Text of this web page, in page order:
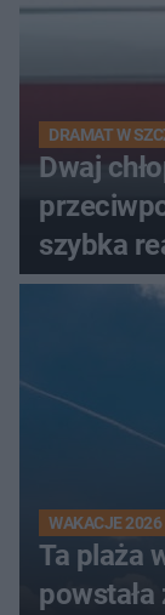
DRAMAT W
Dwaj
szybka
WAKACJE 2026
Ta plaża